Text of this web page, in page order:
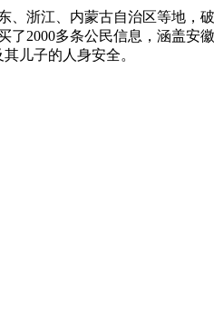
浙江、内蒙古自治区等地，
2000多条公民信息，涵盖安
儿子的人身安全。